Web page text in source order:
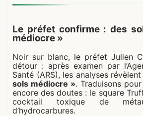
Le préfet confirme : des
médiocre »
Noir sur blanc, le préfet Julien
détour : après examen par
Santé (ARS), les analyses
sols médiocre ». Traduisons
encore des doutes : le square
cocktail toxique de
d’hydrocarbures.